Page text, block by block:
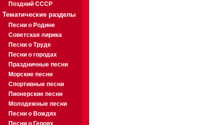
Поздний СССР
Тематические разделы
Песни о Родине
Советская лирика
Песни о Труде
Песни о городах
Праздничные песни
Морские песни
Спортивные песни
Пионерские песни
Молодежные песни
Песни о Вождях
Песни о Героях